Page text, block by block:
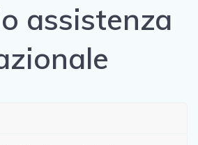
assistenza